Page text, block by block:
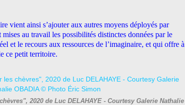
vient ainsi s’ajouter aux autres moyens déployés par
mises au travail les possibilités distinctes données par le
et le recours aux ressources de l’imaginaire, et qui offre à
ce petit territoire.
2020 de Luc DELAHAYE - Courtesy Galerie Nathalie